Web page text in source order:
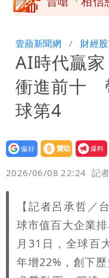
明典曝後續
97萬網紅
影曝 網驚
慈濟遭詐
怪」：不像
藍昔狂譙擋
局」！網朝
慈濟被騙
勝：時間久
老公外遇修
人身體卻僵
白海豚最
恐發陸警
BNT採購遭
「疑點重重
壹蘋新聞網 財經
AI時代贏
衝進前十
球第4
設為
贊助
我要
爆料
2026/06/08 22:24 記者
【記者呂承哲／
球市值百大企業
月31日，全球百
年增22%，創下